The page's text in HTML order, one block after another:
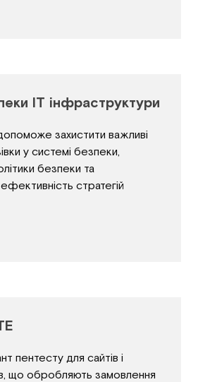
IT інфраструктури
захистити важливі
у системі безпеки,
безпеки та
стратегій
пентесту для сайтів і
що обробляють замовлення